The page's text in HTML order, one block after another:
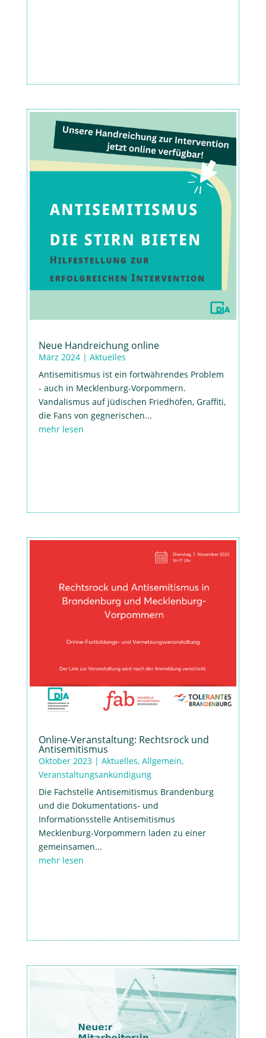
Neue Handreichung online
März 2024| Aktuelles
Antisemitismus ist ein fortwährendes Problem
- auch in Mecklenburg-Vorpommern.
Vandalismus auf jüdischen Friedhöfen, Graffiti,
die Fans von gegnerischen...
mehr lesen
Online-Veranstaltung: Rechtsrock und
Antisemitismus
Oktober 2023| Aktuelles, Allgemein,
Veranstaltungsankündigung
Die Fachstelle Antisemitismus Brandenburg
und die Dokumentations- und
Informationsstelle Antisemitismus
Mecklenburg-Vorpommern laden zu einer
gemeinsamen...
mehr lesen